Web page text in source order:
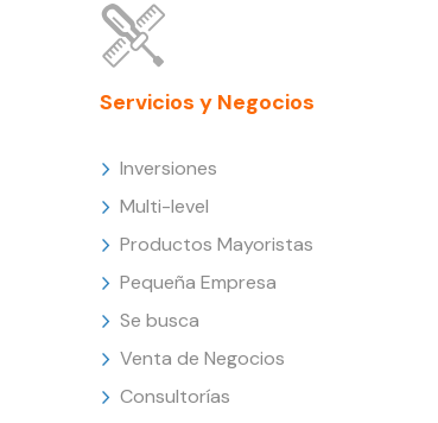
Servicios y Negocios
Inversiones
Multi-level
Productos Mayoristas
Pequeña Empresa
Se busca
Venta de Negocios
Consultorías